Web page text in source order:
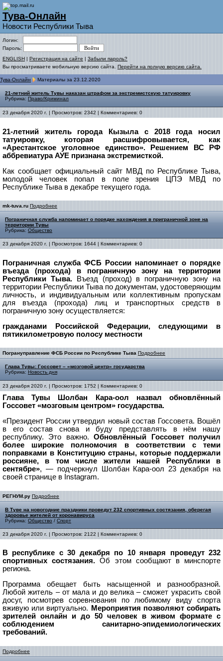
Тува-Онлайн
Новости Республики Тыва
Логин:
Пароль:
ENGLISH | Регистрация на сайте | Забыли пароль?
Вы просматриваете мобильную версию сайта. Перейти на полную версию сайта.
Тува-Онлайн Материалы за 23.12.2020
21-летний житель Тувы наказан штрафом за экстремистскую татуировку
Рубрика: Право/Криминал
23 декабря 2020 г. | Просмотров: 2342 | Комментариев: 0
21-летний житель города Кызыла с 2018 года носил
татуировку, которая расшифровывается, как
«Арестантское уголовное единство». Решением ВС РФ
аббревиатура АУЕ признана экстремисткой.
Как сообщает официальный сайт МВД по Республике Тыва,
молодой человек попал в поле зрения ЦПЭ МВД по
Республике Тыва в декабре текущего года.
mk-tuva.ru Подробнее
Пограничная служба напоминает о порядке нахождения в приграничной зоне на
территории Тувы
Рубрика: Общество
23 декабря 2020 г. | Просмотров: 1644 | Комментариев: 0
Пограничная служба ФСБ России напоминает о порядке
въезда (прохода) в пограничную зону на территории
Республики Тыва.
Въезд (проход) в пограничную зону на
территории Республики Тыва по документам, удостоверяющим
личность, и индивидуальным или коллективным пропускам
для въезда (прохода) лиц и транспортных средств в
пограничную зону осуществляется:
гражданами Российской Федерации, следующими в
пятикилометровую полосу местности
Погрануправление ФСБ России по Республике Тыва Подробнее
Глава Тувы: Госсовет – «мозговой центр» государства
Рубрика: Новость дня
23 декабря 2020 г. | Просмотров: 1752 | Комментариев: 0
Глава Тувы Шолбан Кара-оол назвал обновлённый
Госсовет «мозговым центром» государства.
«Президент России утвердил новый состав Госсовета. Вошёл
в его состав снова и буду представлять в нём нашу
республику. Это важно. Обновлённый Госсовет получил
более широкие полномочия в соответствии с теми
поправками в Конституцию страны, которые поддержали
россияне, в том числе жители нашей Республики в
сентябре», — подчеркнул Шолбан Кара-оол 23 декабря на
своей странице в Instagram.
РЕГНУМ.ру Подробнее
В Туве на новогодние праздники проведут 232 спортивных состязания, оберегая
здоровье жителей от коронавируса
Рубрика: Общество / Спорт
23 декабря 2020 г. | Просмотров: 2122 | Комментариев: 0
В республике с 30 декабря по 10 января проведут 232
спортивных состязания.Об этом сообщают в минспорте
региона.
Программа обещает быть насыщенной и разнообразной.
Любой житель – от мала и до велика – сможет украсить свой
досуг, посмотрев соревнования по любимому виду спорта
вживую или виртуально. Мероприятия позволяют собирать
зрителей онлайн и до 50 человек в живом формате с
соблюдением санитарно-эпидемиологических
требований.
Подробнее